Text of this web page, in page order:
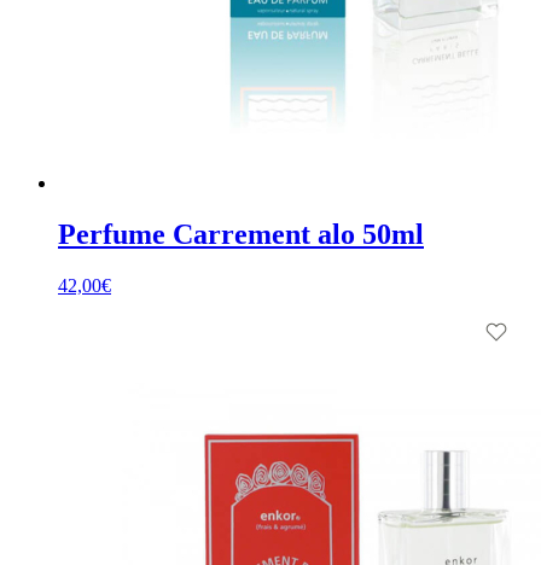
Perfume Carrement alo 50ml
42,00€